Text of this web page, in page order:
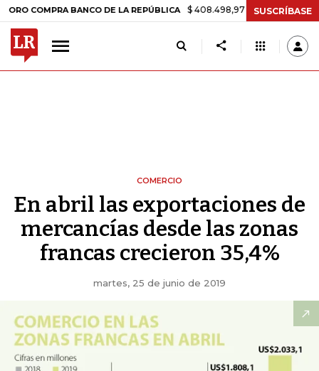
BANCO DE LA REPÚBLICA $ 408.498,97 +$ 8.753,81 +2,19%
SUSCRÍBASE
COMERCIO
En abril las exportaciones de
mercancías desde las zonas
francas crecieron 35,4%
martes, 25 de junio de 2019